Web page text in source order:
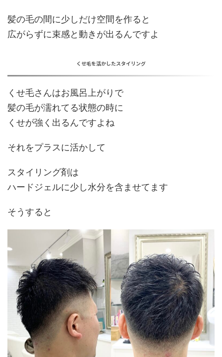
髪の毛の間に少しだけ空間を作ると
広がらずに束感と動きが出るんですよ
くせ毛を活かしたスタイリング
くせ毛さんはお風呂上がりで
髪の毛が濡れてる状態の時に
くせが強く出るんですよね
それをプラスに活かして
スタイリング剤は
ハードジェルに少し水分を含ませてます
そうすると